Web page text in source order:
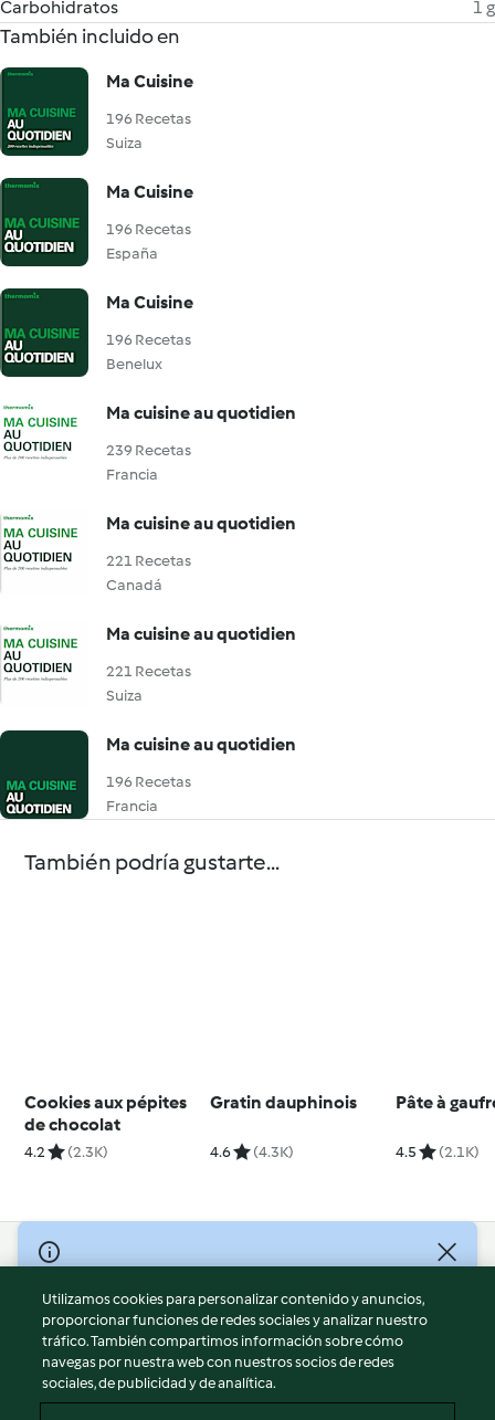
Carbohidratos
1 g
También incluido en
Ma Cuisine
196 Recetas
Suiza
Ma Cuisine
196 Recetas
España
Ma Cuisine
196 Recetas
Benelux
Ma cuisine au quotidien
239 Recetas
Francia
Ma cuisine au quotidien
221 Recetas
Canadá
Ma cuisine au quotidien
221 Recetas
Suiza
Ma cuisine au quotidien
196 Recetas
Francia
También podría gustarte...
Cookies aux pépites
de chocolat
4.2 (2.3K)
Gratin dauphinois
4.6 (4.3K)
Pâte à
4.5 (2.1K)
© Copyright 2026
Términos de uso
Política de privacidad
Aviso legal
Información legal
Utilizamos cookies para personalizar contenido y anuncios,
proporcionar funciones de redes sociales y analizar nuestro
tráfico. También compartimos información sobre cómo
navegas por nuestra web con nuestros socios de redes
sociales, de publicidad y de analítica.